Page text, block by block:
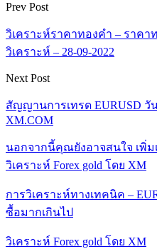
Prev Post
วิเคราะห์ราคาทองคำ – ราค
วิเคราะห์ – 28-09-2022
Next Post
สัญญานการเทรด EURUSD วั
XM.COM
นอกจากนี้คุณยังอาจสนใจ เพิ่
วิเคราะห์ Forex gold โดย XM
การวิเคราะห์ทางเทคนิค –
ซื้อมากเกินไป
วิเคราะห์ Forex gold โดย XM